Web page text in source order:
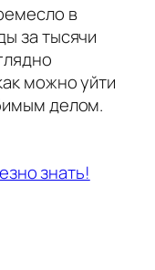
в
за тысячи
можно уйти
делом.
знать!